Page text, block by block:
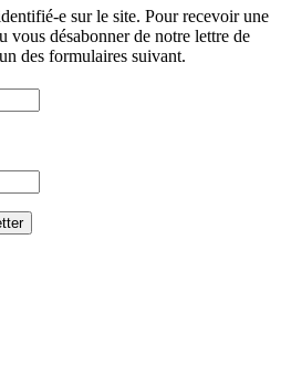
e sur le site. Pour recevoir une
vous désabonner de notre lettre de
des formulaires suivant.